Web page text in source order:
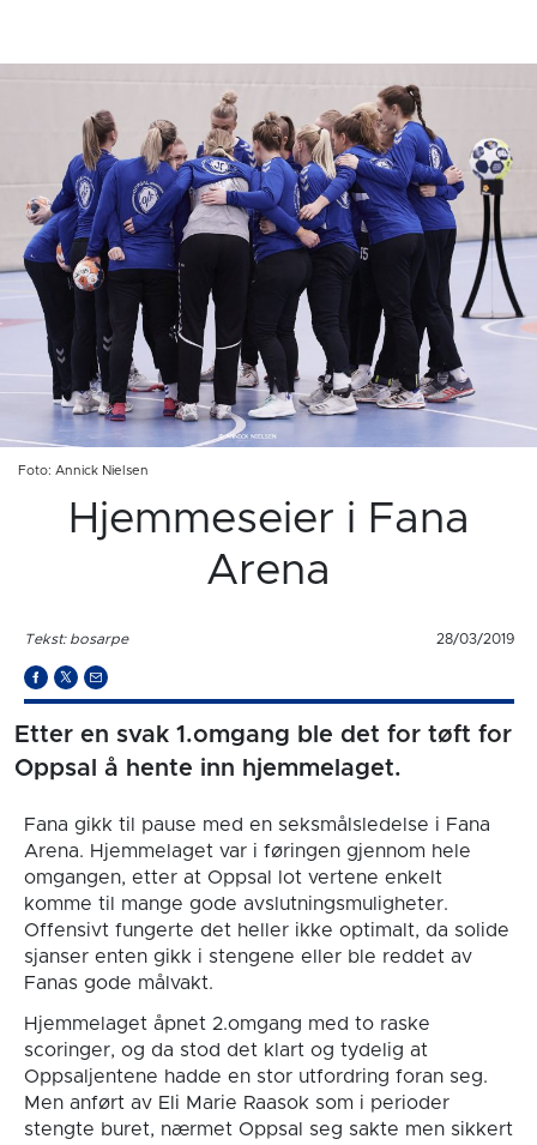
Foto: Annick Nielsen
Hjemmeseier i Fana
Arena
Tekst: bosarpe 28/03/2019
Etter en svak 1.omgang ble det for tøft for
Oppsal å hente inn hjemmelaget.
Fana gikk til pause med en seksmålsledelse i Fana
Arena. Hjemmelaget var i føringen gjennom hele
omgangen, etter at Oppsal lot vertene enkelt
komme til mange gode avslutningsmuligheter.
Offensivt fungerte det heller ikke optimalt, da solide
sjanser enten gikk i stengene eller ble reddet av
Fanas gode målvakt.
Hjemmelaget åpnet 2.omgang med to raske
scoringer, og da stod det klart og tydelig at
Oppsaljentene hadde en stor utfordring foran seg.
Men anført av Eli Marie Raasok som i perioder
stengte buret, nærmet Oppsal seg sakte men sikkert